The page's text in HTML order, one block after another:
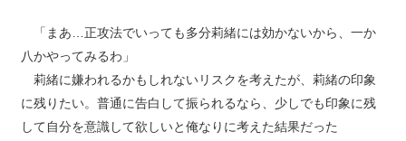
「まあ…正攻法でいっても多分莉緒には効かないから、一か
八かやってみるわ」
莉緒に嫌われるかもしれないリスクを考えたが、莉緒の印象
に残りたい。普通に告白して振られるなら、少しでも印象に残
して自分を意識して欲しいと俺なりに考えた結果だった